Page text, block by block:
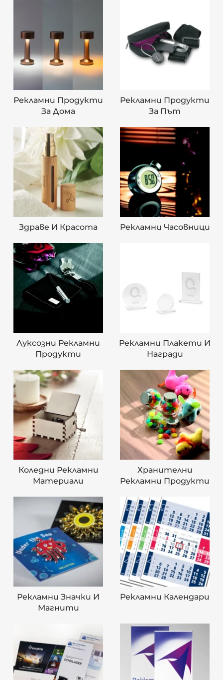
Рекламни Продукти
За Дома
Рекламни Продукти
За Път
Здраве И Красота Рекламни Часовници
Луксозни Рекламни
Продукти
Рекламни Плакети И
Награди
Коледни Рекламни
Материали
Хранителни
Рекламни Продукти
Рекламни Значки И
Магнити
Рекламни Календари